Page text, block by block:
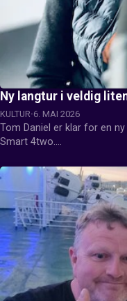
Ny langtur i veldig
KULTUR 6. MAI 2026
Tom Daniel er klar for en
Smart 4two.